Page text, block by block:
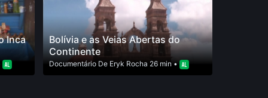
Inca
Bolívia e as Veias Abertas do
Continente
Documentário De Eryk Rocha 26 min •